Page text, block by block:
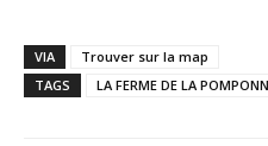
VIA
Trouver sur la map
TAGS
LA FERME DE LA